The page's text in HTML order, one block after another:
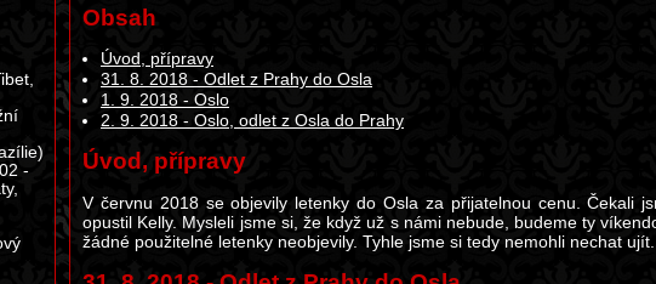
Obsah
Úvod, přípravy
31. 8. 2018 - Odlet z Prahy do Osla
1. 9. 2018 - Oslo
2. 9. 2018 - Oslo, odlet z Osla do Prahy
Úvod, přípravy
V červnu 2018 se objevily letenky do Osla za přijatelnou cenu. Čekali
opustil Kelly. Mysleli jsme si, že když už s námi nebude, budeme ty
žádné použitelné letenky neobjevily. Tyhle jsme si tedy nemohli nechat ujít.
-